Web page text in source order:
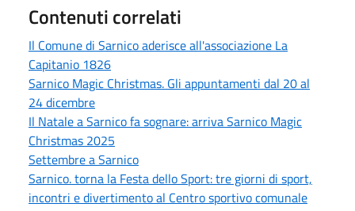
Contenuti correlati
Il Comune di Sarnico aderisce all'associazione La
Capitanio 1826
Sarnico Magic Christmas. Gli appuntamenti dal 20 al
24 dicembre
Il Natale a Sarnico fa sognare: arriva Sarnico Magic
Christmas 2025
Settembre a Sarnico
Sarnico. torna la Festa dello Sport: tre giorni di sport,
incontri e divertimento al Centro sportivo comunale